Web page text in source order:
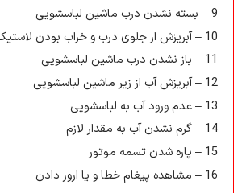
9 – بسته نشدن درب ماشین لباسشویی
10 – آبریزش از جلوی درب و خراب بودن لاستیک دور درب
11 – باز نشدن درب ماشین لباسشویی
12 – آبریزش آب از زیر ماشین لباسشویی
13 – عدم ورود آب به لباسشویی
14 – گرم نشدن آب به مقدار لازم
15 – پاره شدن تسمه موتور
16 – مشاهده پیغام خطا و یا ارور دادن